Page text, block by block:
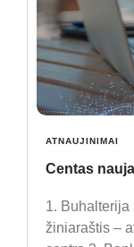
ATNAUJINIMAI
Centas
1. Buhalterija
žiniaraštis –